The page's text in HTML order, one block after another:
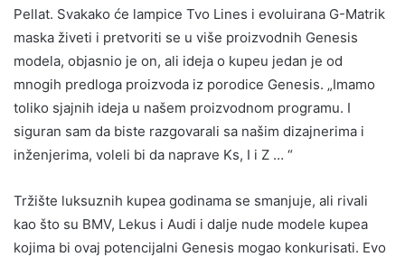
Pellat. Svakako će lampice Tvo Lines i evoluirana G-Matrik
maska živeti i pretvoriti se u više proizvodnih Genesis
modela, objasnio je on, ali ideja o kupeu jedan je od
mnogih predloga proizvoda iz porodice Genesis. „Imamo
toliko sjajnih ideja u našem proizvodnom programu. I
siguran sam da biste razgovarali sa našim dizajnerima i
inženjerima, voleli bi da naprave Ks, I i Z … “
Tržište luksuznih kupea godinama se smanjuje, ali rivali
kao što su BMV, Lekus i Audi i dalje nude modele kupea
kojima bi ovaj potencijalni Genesis mogao konkurisati. Evo